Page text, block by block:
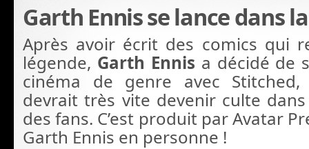
Garth Ennis se lance dans
Après avoir écrit des comics qui
légende, Garth Ennis a décidé de
cinéma de genre avec
devrait très vite devenir culte
des fans. C’est produit par Avatar
Garth Ennis en personne !